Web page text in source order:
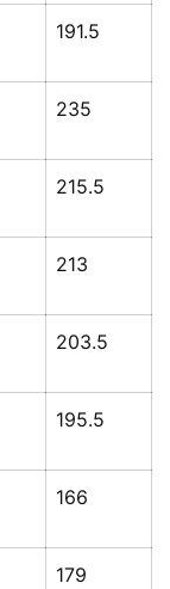
191.5
235
215.5
213
203.5
195.5
166
179